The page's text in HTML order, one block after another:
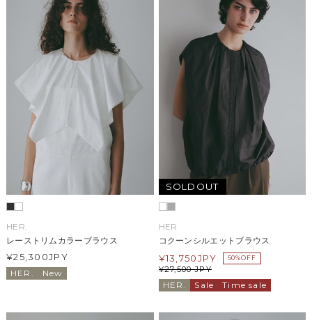
HER.
レーストリムカラーブラウス
¥25,300JPY
HER. New
SOLDOUT
HER.
コクーンシルエットブラウス
¥27,500 JPY
¥13,750JPY 50%OFF
HER. Sale Time sale